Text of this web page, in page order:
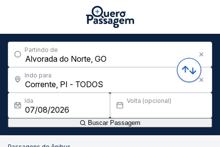
Partindo de
Indo para
Ida Volta (opcional)
Buscar Passagem